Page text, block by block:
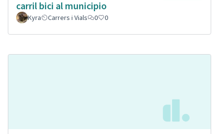
carril bici al municipio
Kyra Carrers i Vials 0 0